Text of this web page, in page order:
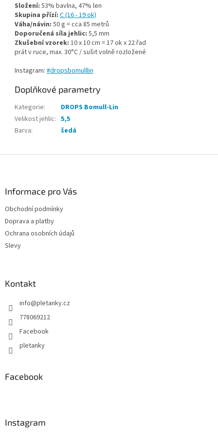
Složení: 53% bavlna, 47% len
Skupina přízí: C (16 - 19 ok)
Váha/návin: 50 g = cca 85 metrů
Doporučená síla jehlic: 5,5 mm
Zkušební vzorek: 10 x 10 cm = 17 ok x 22 řad
prát v ruce, max. 30°C / sušit volně rozložené
Instagram: #dropsbomulllin
Doplňkové parametry
Kategorie:
DROPS Bomull-Lin
Velikost jehlic: 5,5
Barva: šedá
Informace pro Vás
Obchodní podmínky
Doprava a platby
Ochrana osobních údajů
Slevy
Kontakt
info@pletanky.cz
778069212
Facebook
pletanky
Facebook
Instagram